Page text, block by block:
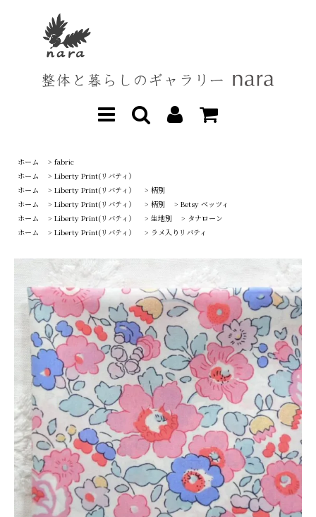
ホーム > fabric
ホーム
> Liberty Print(リバティ）
ホーム
> Liberty Print(リバティ） > 柄別
ホーム
> Liberty Print(リバティ） > 柄別 > Betsy ベッツィ
ホーム
> Liberty Print(リバティ） > 生地別 > タナローン
ホーム
> Liberty Print(リバティ） > ラメ入りリバティ